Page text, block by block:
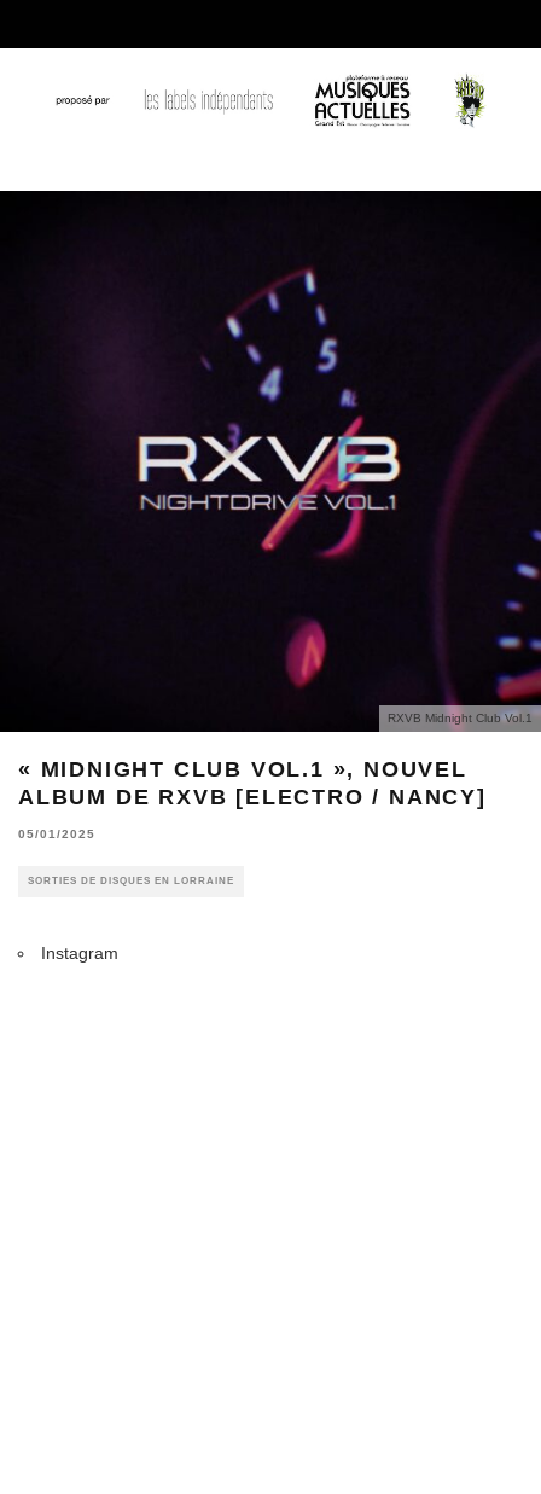
RXVB Midnight Club Vol​.​1
« MIDNIGHT CLUB VOL​.​1 », NOUVEL
ALBUM DE RXVB [ELECTRO / NANCY]
05/01/2025
SORTIES DE DISQUES EN LORRAINE
Instagram